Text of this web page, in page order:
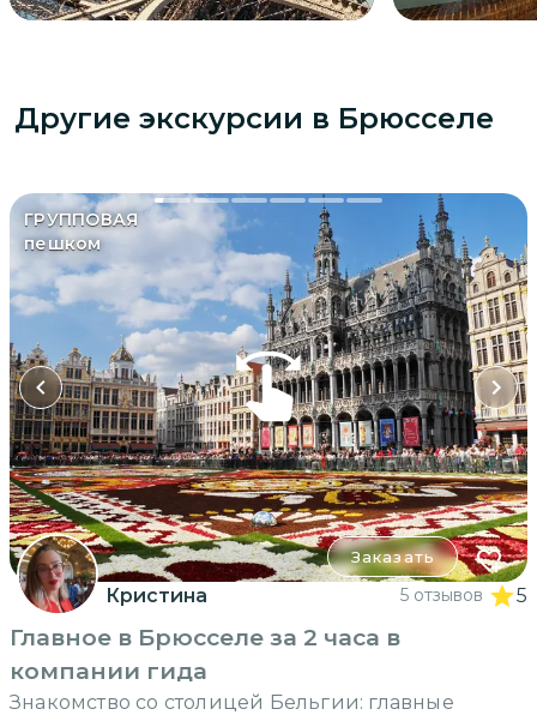
Другие экскурсии в Брюсселе
ГРУППОВАЯ
пешком
Заказать
Кристина 5 отзывов 5
Главное в Брюсселе за 2 часа в
компании гида
Знакомство со столицей Бельгии: главные